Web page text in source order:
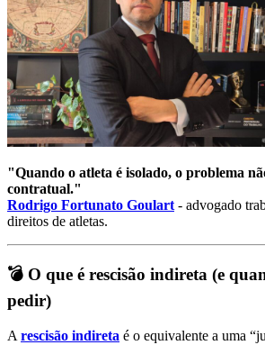
"Quando o atleta é isolado, o problema
contratual."
Rodrigo Fortunato Goulart - advogado
direitos de atletas.
💣 O que é rescisão indireta (e
pedir)
A rescisão indireta é o equivalente a uma